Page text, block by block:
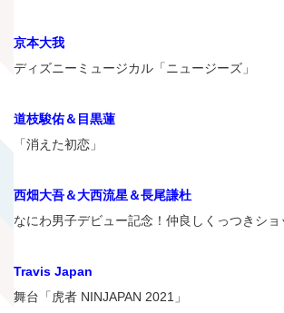
京本大我
ディズニーミュージカル「ニュージーズ」
道枝駿佑＆目黒蓮
「消えた初恋」
西畑大吾＆大西流星＆長尾謙杜
なにわ男子デビュー記念！仲良しくっつきショ
Travis Japan
舞台「虎者 NINJAPAN 2021」